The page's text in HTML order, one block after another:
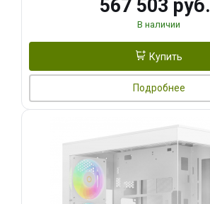
567 503 руб.
В наличии
Купить
Подробнее